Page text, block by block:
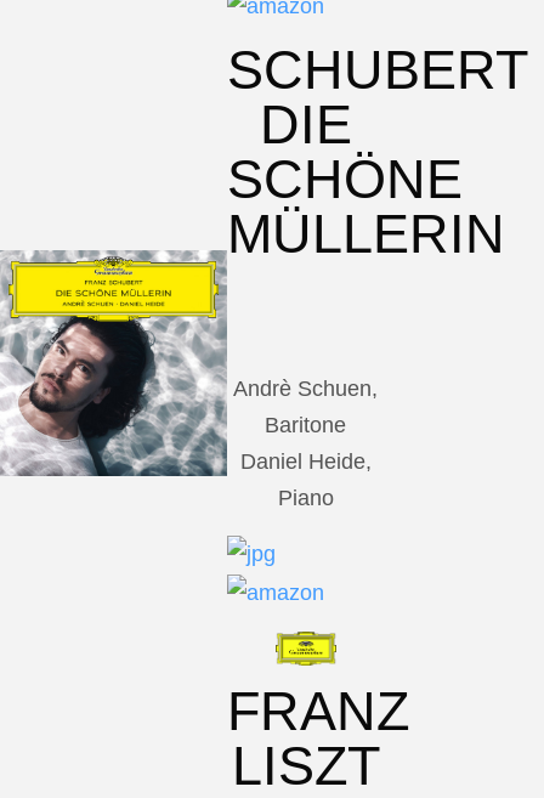
SCHUBERT
DIE
SCHÖNE
MÜLLERIN
Andrè Schuen,
Baritone
Daniel Heide,
Piano
FRANZ
LISZT